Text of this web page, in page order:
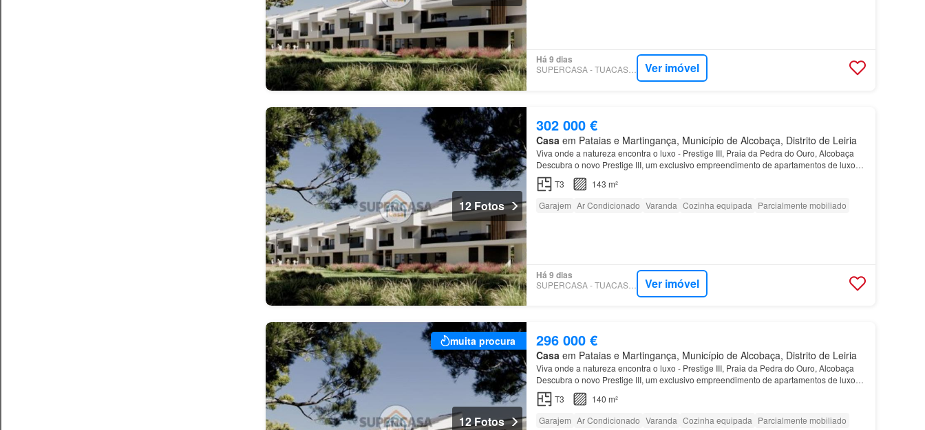
Há 9 dias
SUPERCASA - TUACASA PORTUGAL Ver imóvel
12 Fotos
302 000 €
Casa em Pataias e Martingança, Município de Alcobaça, Distrito de Leiria
Viva onde a natureza encontra o luxo - Prestige III, Praia da Pedra do Ouro, Alcobaça
Descubra o novo Prestige III, um exclusivo empreendimento de apartamentos de luxo
localizado na belíssima Praia da Pedra do Ouro, em Alcoba…
T3
143 m²
Garajem Ar Condicionado Varanda Cozinha equipada Parcialmente mobiliado
Há 9 dias
SUPERCASA - TUACASA PORTUGAL Ver imóvel
muita procura
12 Fotos
296 000 €
Casaem Pataias e Martingança, Município de Alcobaça, Distrito de Leiria
Viva onde a natureza encontra o luxo - Prestige III, Praia da Pedra do Ouro, Alcobaça
Descubra o novo Prestige III, um exclusivo empreendimento de apartamentos de luxo
localizado na belíssima Praia da Pedra do Ouro, em Alcoba…
T3
140 m²
Garajem Ar Condicionado Varanda Cozinha equipada Parcialmente mobiliado